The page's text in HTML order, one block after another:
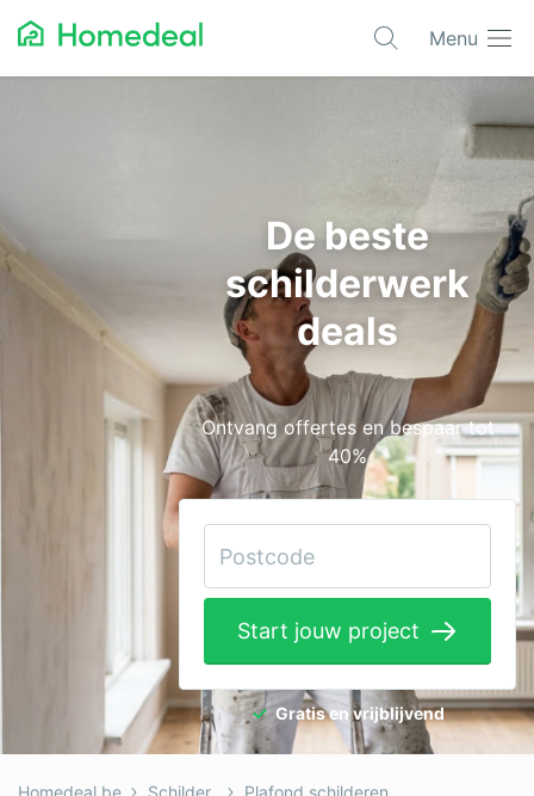
Menu
Architect
Bestrating
Cv-ketels
Hekwerken
Hovenier
De beste
schilderwerk
deals
Ontvang offertes en bespaar tot
40%
Start jouw project
Gratis en vrijblijvend
Homedeal.be Schilder Plafond schilderen